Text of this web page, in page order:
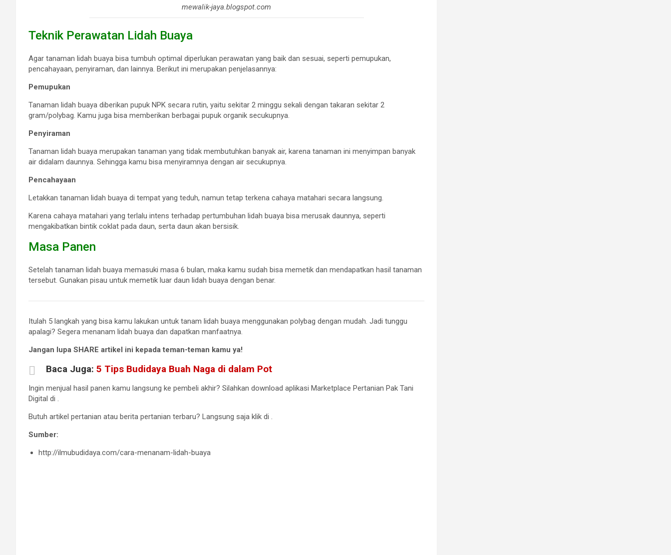
mewalik-jaya.blogspot.com
Teknik Perawatan Lidah Buaya
Agar tanaman lidah buaya bisa tumbuh optimal diperlukan perawatan yang baik dan sesuai, seperti pemupukan,
pencahayaan, penyiraman, dan lainnya. Berikut ini merupakan penjelasannya:
Pemupukan
Tanaman lidah buaya diberikan pupuk NPK secara rutin, yaitu sekitar 2 minggu sekali dengan takaran sekitar 2
gram/polybag. Kamu juga bisa memberikan berbagai pupuk organik secukupnya.
Penyiraman
Tanaman lidah buaya merupakan tanaman yang tidak membutuhkan banyak air, karena tanaman ini menyimpan banyak
air didalam daunnya. Sehingga kamu bisa menyiramnya dengan air secukupnya.
Pencahayaan
Letakkan tanaman lidah buaya di tempat yang teduh, namun tetap terkena cahaya matahari secara langsung.
Karena cahaya matahari yang terlalu intens terhadap pertumbuhan lidah buaya bisa merusak daunnya, seperti
mengakibatkan bintik coklat pada daun, serta daun akan bersisik.
Masa Panen
Setelah tanaman lidah buaya memasuki masa 6 bulan, maka kamu sudah bisa memetik dan mendapatkan hasil tanaman
tersebut. Gunakan pisau untuk memetik luar daun lidah buaya dengan benar.
Itulah 5 langkah yang bisa kamu lakukan untuk tanam lidah buaya menggunakan polybag dengan mudah. Jadi tunggu
apalagi? Segera menanam lidah buaya dan dapatkan manfaatnya.
Jangan lupa SHARE artikel ini kepada teman-teman kamu ya!
Baca Juga: 5 Tips Budidaya Buah Naga di dalam Pot
Ingin menjual hasil panen kamu langsung ke pembeli akhir? Silahkan download aplikasi Marketplace Pertanian Pak Tani
Digital di .
Butuh artikel pertanian atau berita pertanian terbaru? Langsung saja klik di .
Sumber:
http://ilmubudidaya.com/cara-menanam-lidah-buaya